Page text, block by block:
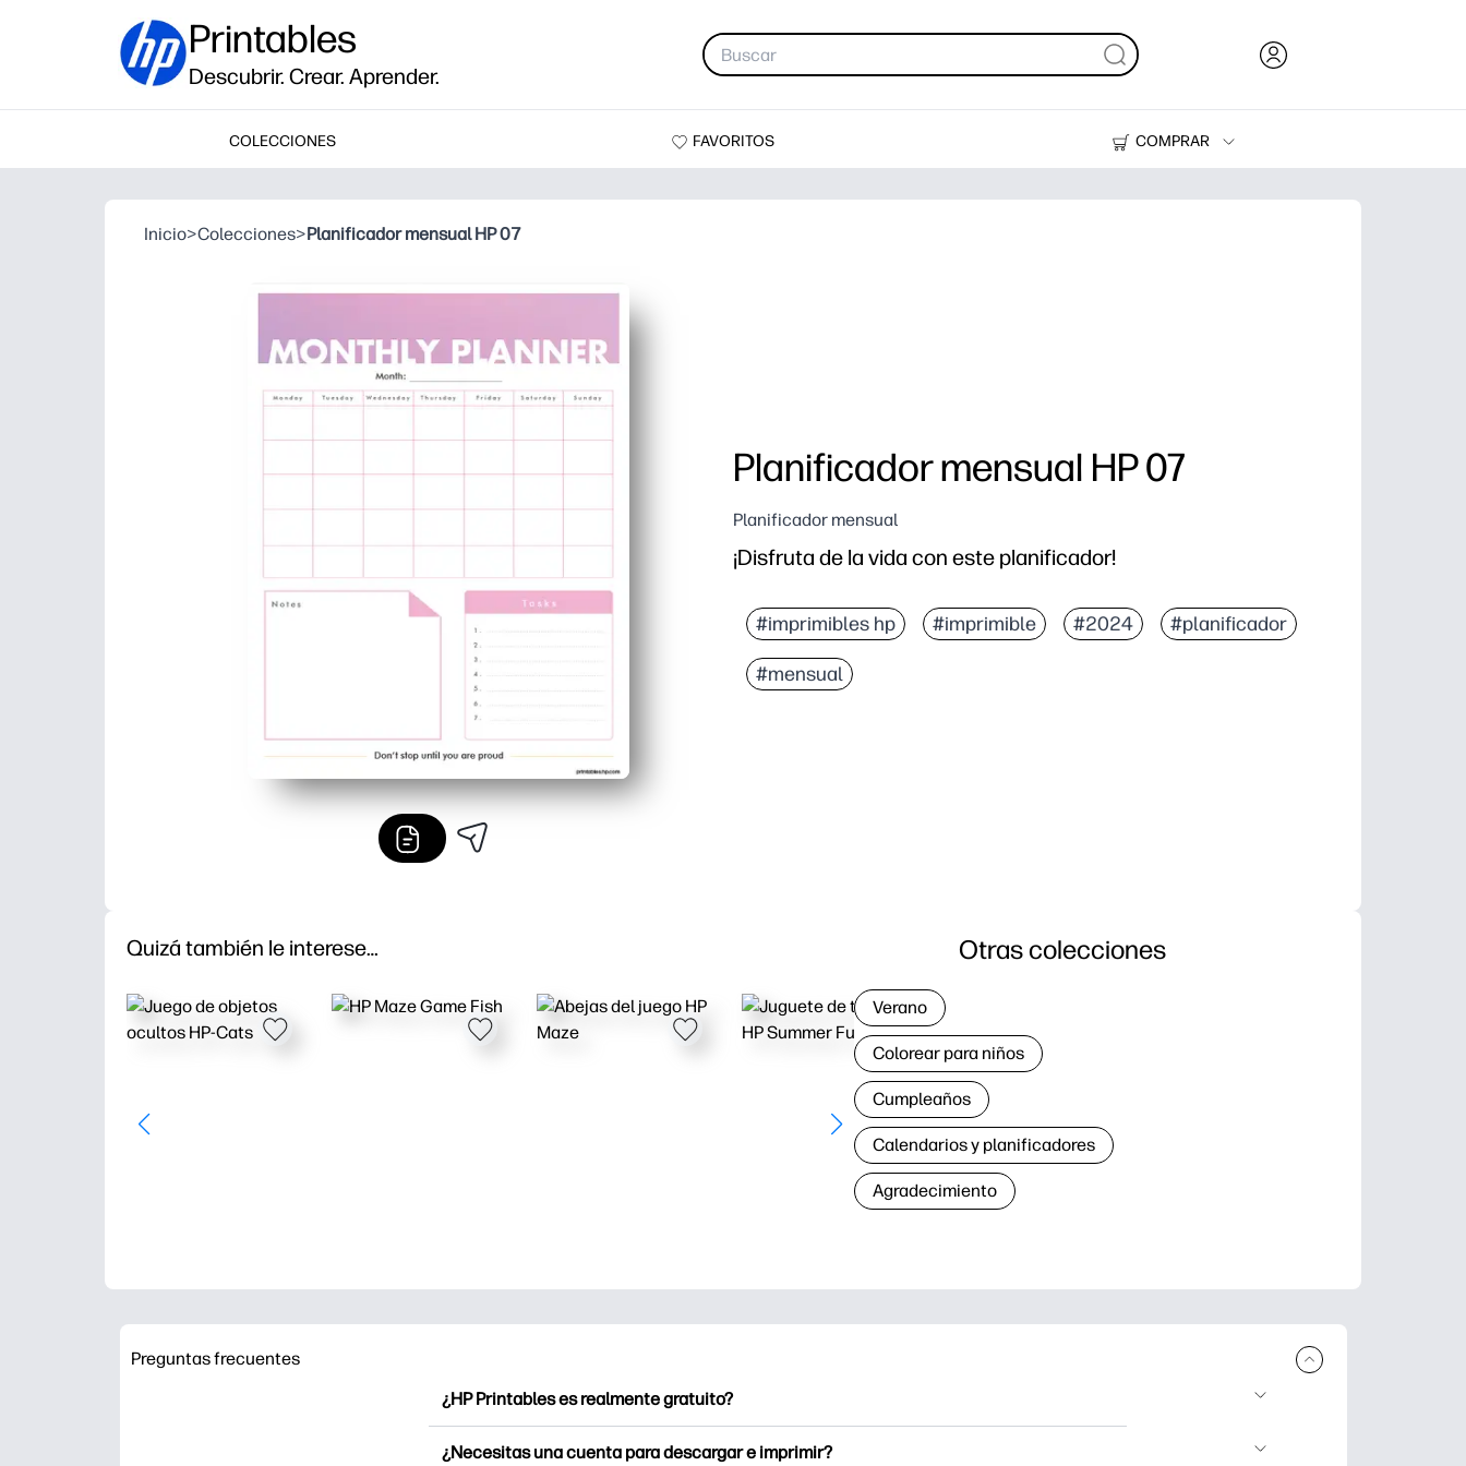
Printables
Descubrir. Crear. Aprender.
COLECCIONES FAVORITOS
COMPRAR
Impresoras
Inicio>Colecciones>Planificador mensual HP 07
Planificador mensual HP 07
Planificador mensual
¡Disfruta de la vida con este planificador!
#imprimibles hp #imprimible #2024 #planificador
#mensual
Quizá también le interese… Otras colecciones
Verano
Colorear para niños
Cumpleaños
Calendarios y planificadores
Agradecimiento
Preguntas frecuentes
¿HP Printables es realmente gratuito?
¿Necesitas una cuenta para descargar e imprimir?